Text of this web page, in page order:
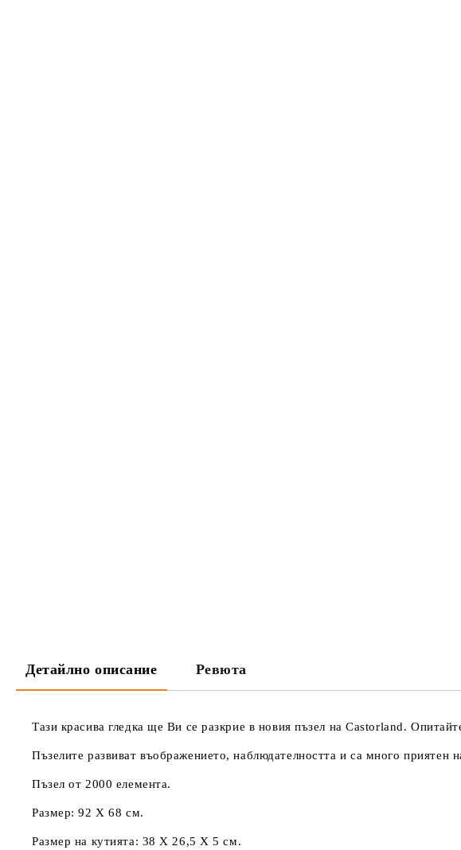
Детайлно описание Ревюта
Тази красива гледка ще Ви се разкрие в новия пъзел на Castorland.
Пъзелите развиват въображението, наблюдателността и са много
Пъзел от 2000 елемента.
Размер: 92 Х 68 см.
Размер на кутията: 38 Х 26,5 Х 5 см.